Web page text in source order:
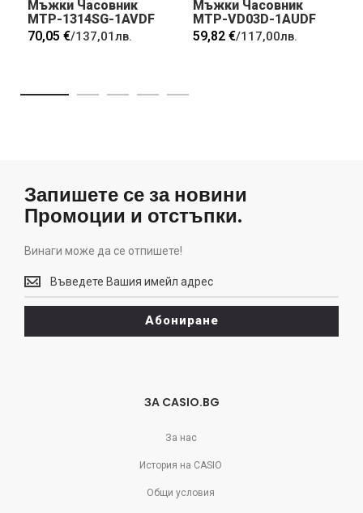
Мъжки Часовник
MTP-1314SG-1AVDF
70,05 €/137,01лв.
Мъжки Часовник
MTP-VD03D-1AUDF
59,82 €/117,00лв.
Запишете се за новини
Промоции и отстъпки.
Винаги може да се отпишете!
Винаги
може
да
отпишете!
Абониране
ЗА CASIO.BG
За нас
История на CASIO
Общи условия